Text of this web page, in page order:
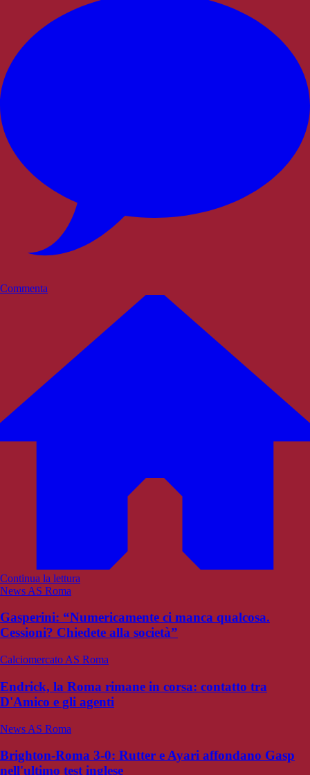
Commenta
Continua la lettura
News AS Roma
Gasperini: “Numericamente ci manca qualcosa.
Cessioni? Chiedete alla società”
Calciomercato AS Roma
Endrick, la Roma rimane in corsa: contatto tra
D'Amico e gli agenti
News AS Roma
Brighton-Roma 3-0: Rutter e Ayari affondano Gasp
nell'ultimo test inglese